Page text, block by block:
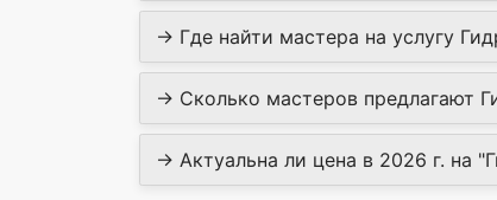
→ Где найти мастера на услугу
→ Сколько мастеров предлагают
→ Актуальна ли цена в 2026 г. на